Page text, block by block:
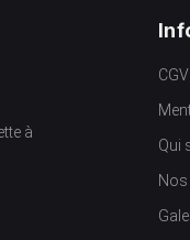
à
CGV
Qui